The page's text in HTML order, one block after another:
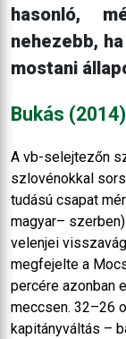
hasonló,
nehezebb,
mostani
Bukás (2014)
A vb-selejtezőn
szlovénokkal
tudású csapat
magyar–
velenjei
megfejelte a
percére azonban
meccsen. 32–26
kapitányváltás –